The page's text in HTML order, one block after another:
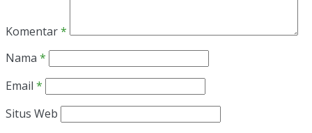
Komentar*
Nama *
Email *
Situs Web